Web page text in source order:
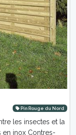
Pin Rouge du Nord
les insectes et la
en inox Contres-